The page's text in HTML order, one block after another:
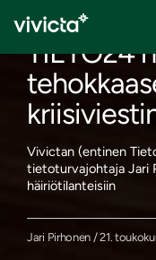
TIETO24
Vivictan (entinen
tietoturvajohtaja Jari
häiriötilanteisiin
Jari Pirhonen / 21.